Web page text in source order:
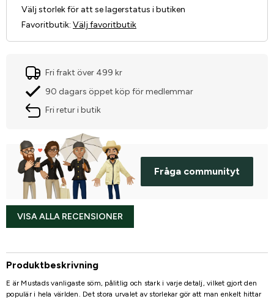
Välj storlek för att se lagerstatus i butiken
Favoritbutik: Välj favoritbutik
Fri frakt över 499 kr
90 dagars öppet köp för medlemmar
Fri retur i butik
Fråga communityt
VISA ALLA RECENSIONER
Produktbeskrivning
E är Mustads vanligaste söm, pålitlig och stark i varje detalj, vilket gjort den
populär i hela världen. Det stora urvalet av storlekar gör att man enkelt hittar